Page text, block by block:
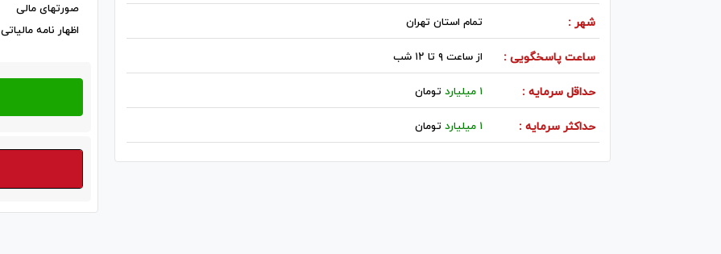
شهر : تمام استان تهران
ساعت پاسخگویی : از ساعت ۹ تا ۱۲ شب
حداقل سرمایه : ۱ میلیارد تومان
حداکثر سرمایه : ۱ میلیارد تومان
صورتهای مالی
اظهار نامه مالیاتی